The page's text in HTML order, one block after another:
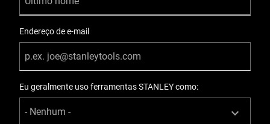
Endereço de e-mail
Eu geralmente uso ferramentas STANLEY como: